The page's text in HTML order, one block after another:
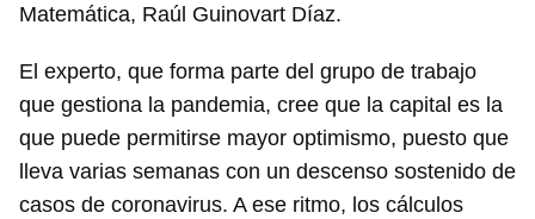
Matemática, Raúl Guinovart Díaz.
El experto, que forma parte del grupo de trabajo
que gestiona la pandemia, cree que la capital es la
que puede permitirse mayor optimismo, puesto que
lleva varias semanas con un descenso sostenido de
casos de coronavirus. A ese ritmo, los cálculos